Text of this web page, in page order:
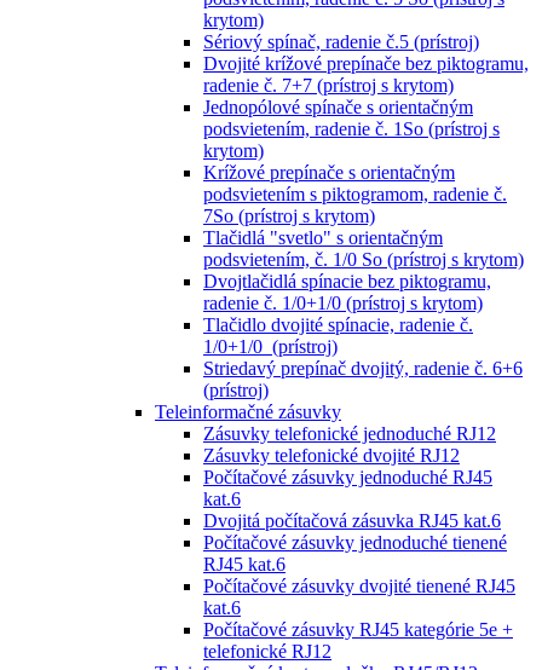
krytom)
Sériový spínač, radenie č.5 (prístroj)
Dvojité krížové prepínače bez piktogramu,
radenie č. 7+7 (prístroj s krytom)
Jednopólové spínače s orientačným
podsvietením, radenie č. 1So (prístroj s
krytom)
Krížové prepínače s orientačným
podsvietením s piktogramom, radenie č.
7So (prístroj s krytom)
Tlačidlá "svetlo" s orientačným
podsvietením, č. 1/0 So (prístroj s krytom)
Dvojtlačidlá spínacie bez piktogramu,
radenie č. 1/0+1/0 (prístroj s krytom)
Tlačidlo dvojité spínacie, radenie č.
1/0+1/0 (prístroj)
Striedavý prepínač dvojitý, radenie č. 6+6
(prístroj)
Teleinformačné zásuvky
Zásuvky telefonické jednoduché RJ12
Zásuvky telefonické dvojité RJ12
Počítačové zásuvky jednoduché RJ45
kat.6
Dvojitá počítačová zásuvka RJ45 kat.6
Počítačové zásuvky jednoduché tienené
RJ45 kat.6
Počítačové zásuvky dvojité tienené RJ45
kat.6
Počítačové zásuvky RJ45 kategórie 5e +
telefonické RJ12